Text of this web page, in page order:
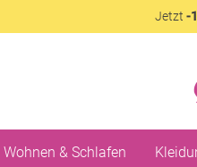
Jetzt -
Wohnen & Schlafen